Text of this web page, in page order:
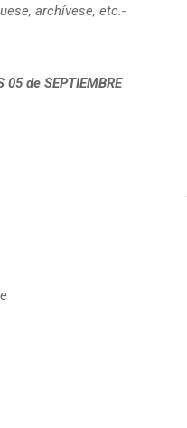
archívese, etc.-
05 de SEPTIEMBRE